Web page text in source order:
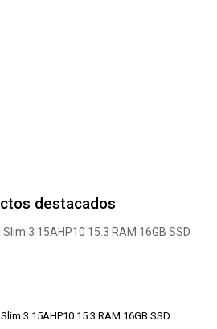
destacados
3 15AHP10 15.3 RAM 16GB SSD